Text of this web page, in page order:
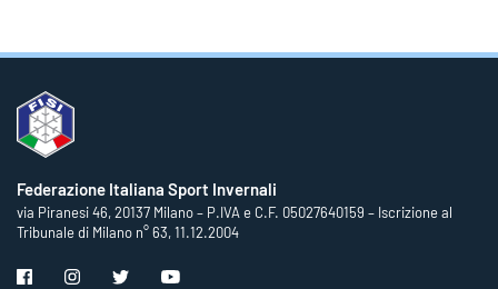
Federazione Italiana Sport Invernali
via Piranesi 46, 20137 Milano – P.IVA e C.F. 05027640159 – Iscrizione al
Tribunale di Milano n° 63, 11.12.2004